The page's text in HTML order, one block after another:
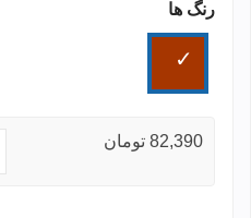
ادامه مطلب +
رنگ ها
82,390 تومان